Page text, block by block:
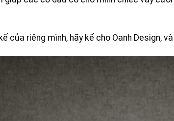
của riêng mình, hãy kể cho Oanh Design,